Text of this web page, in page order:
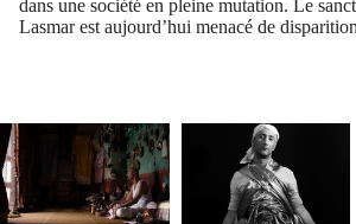
dans une société en pleine mutation. Le
Lasmar est aujourd’hui menacé de